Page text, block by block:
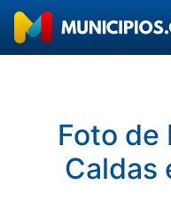
Foto de
Caldas